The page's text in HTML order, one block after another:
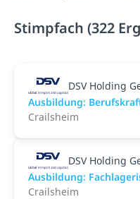
Stimpfach (322
DSV Holding
Ausbildung:
Crailsheim
DSV Holding
Ausbildung:
Crailsheim